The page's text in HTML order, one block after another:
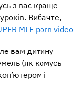
з вас краще
Вибачте,
MLF porn video
вам дитину
(як комусь
і